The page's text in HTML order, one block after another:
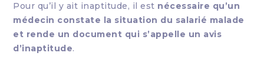
Pour qu’il y ait inaptitude, il est nécessaire qu’un
médecin constate la situation du salarié malade
et rende un document qui s’appelle un avis
d’inaptitude.